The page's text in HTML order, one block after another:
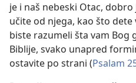
je i naš nebeski Otac,
učite od njega, kao što dete
biste razumeli šta vam Bog
Biblije, svako unapred
ostavite po strani (Psalam